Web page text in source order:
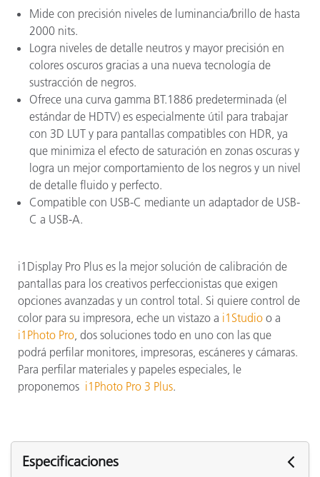
Mide con precisión niveles de luminancia/brillo de hasta
2000 nits.
Logra niveles de detalle neutros y mayor precisión en
colores oscuros gracias a una nueva tecnología de
sustracción de negros.
Ofrece una curva gamma BT.1886 predeterminada (el
estándar de HDTV) es especialmente útil para trabajar
con 3D LUT y para pantallas compatibles con HDR, ya
que minimiza el efecto de saturación en zonas oscuras y
logra un mejor comportamiento de los negros y un nivel
de detalle fluido y perfecto.
Compatible con USB-C mediante un adaptador de USB-
C a USB-A.
i1Display Pro Plus es la mejor solución de calibración de
pantallas para los creativos perfeccionistas que exigen
opciones avanzadas y un control total. Si quiere control de
color para su impresora, eche un vistazo a i1Studio o a
i1Photo Pro, dos soluciones todo en uno con las que
podrá perfilar monitores, impresoras, escáneres y cámaras.
Para perfilar materiales y papeles especiales, le
proponemos i1Photo Pro 3 Plus.
Especificaciones